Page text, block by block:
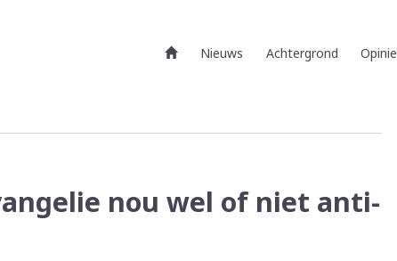
Nieuws Achtergrond Opinie
nou wel of niet anti-